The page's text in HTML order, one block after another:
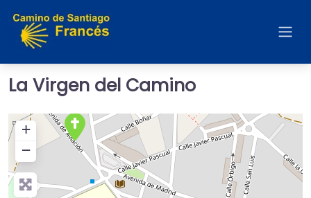
La Virgen del Camino
+
−